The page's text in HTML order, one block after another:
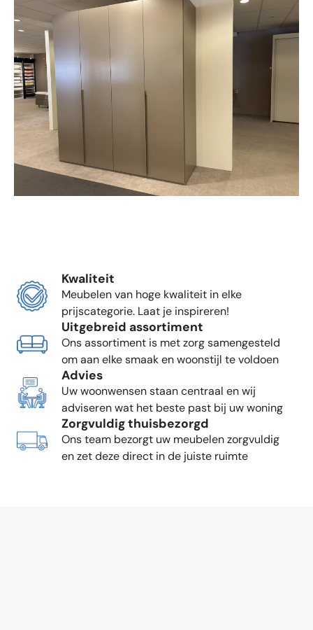
Kwaliteit
Meubelen van hoge kwaliteit in elke
prijscategorie. Laat je inspireren!
Uitgebreid assortiment
Ons assortiment is met zorg samengesteld
om aan elke smaak en woonstijl te voldoen
Advies
Uw woonwensen staan centraal en wij
adviseren wat het beste past bij uw woning
Zorgvuldig thuisbezorgd
Ons team bezorgt uw meubelen zorgvuldig
en zet deze direct in de juiste ruimte